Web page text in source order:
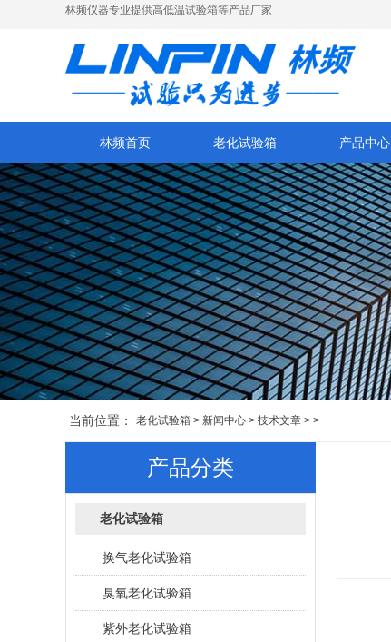
林频仪器专业提供高低温试验箱等产品厂家
林频首页 老化试验箱 产品中心
当前位置： 老化试验箱 > 新闻中心 > 技术文章 > >
产品分类
老化试验箱
换气老化试验箱
臭氧老化试验箱
紫外老化试验箱